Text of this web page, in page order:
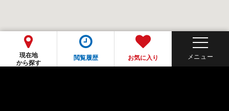
現在地
から探す
閲覧履歴 お気に入り